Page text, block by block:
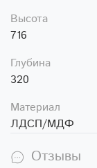
Высота
716
Глубина
320
Материал
ЛДСП/МДФ
Отзывы